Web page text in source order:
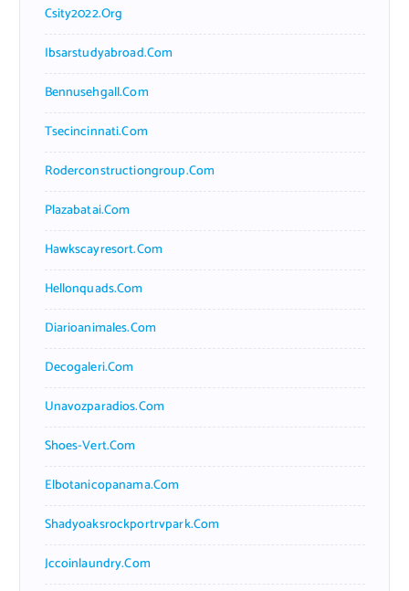
Csity2022.org
Ibsarstudyabroad.com
Bennusehgall.com
Tsecincinnati.com
Roderconstructiongroup.com
Plazabatai.com
Hawkscayresort.com
Hellonquads.com
Diarioanimales.com
Decogaleri.com
Unavozparadios.com
Shoes-Vert.com
Elbotanicopanama.com
Shadyoaksrockportrvpark.com
Jccoinlaundry.com